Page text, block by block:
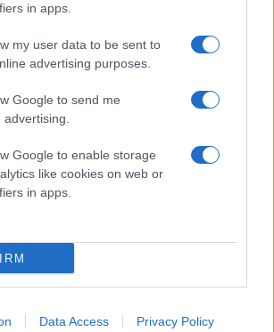
in apps.
my user data to be sent to
advertising purposes.
Google to send me
Google to enable storage
like cookies on web or
in apps.
Data Access Privacy Policy
MED DIN GRASROTANDEL
SOM GRASROTMOTTAKER